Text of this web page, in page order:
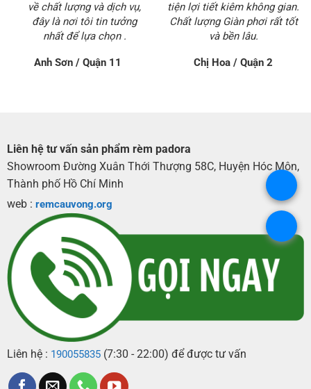
về chất lượng và dịch vụ,
đây là nơi tôi tin tưởng
nhất để lựa chọn .
Anh Sơn / Quận 11
tiện lợi tiết kiêm không gian.
Chất lượng Giàn phơi rất tốt
và bền lâu.
Chị Hoa / Quận 2
Liên hệ tư vấn sản phẩm rèm padora
Showroom Đường Xuân Thới Thượng 58C, Huyện Hóc Môn,
Thành phố Hồ Chí Minh
web : remcauvong.org
Liên hệ : 190055835(7:30 - 22:00) để được tư vấn